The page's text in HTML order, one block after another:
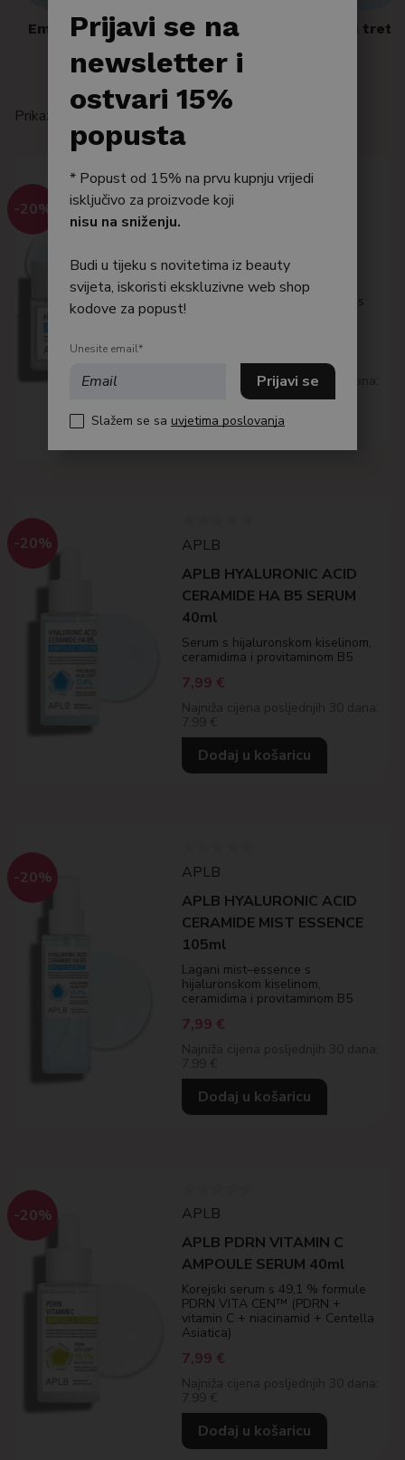
Po tipu kože
Bestseller
Njega tijela
Njega kose
Emulzije Hidratantne kreme Maske i
Prikazujemo 29–42 od 309 rezultata
-20%
APLB
55ml
Bogata korejska krema za lice s
hijaluronskom kiselinom,
Najniža cijena posljednjih 30 dana:
Dodaj u košaricu
-20%
APLB
APLB HYALURONIC ACID
CERAMIDE HA B5 SERUM
40ml
Serum s hijaluronskom kiselinom,
ceramidima i provitaminom B5
7,99 €
Najniža cijena posljednjih 30 dana:
7.99 €
Dodaj u košaricu
-20%
APLB
APLB HYALURONIC ACID
CERAMIDE MIST ESSENCE
105ml
Lagani mist–essence s
hijaluronskom kiselinom,
ceramidima i provitaminom B5
7,99 €
Najniža cijena posljednjih 30 dana:
7.99 €
Dodaj u košaricu
-20%
APLB
APLB PDRN VITAMIN C
AMPOULE SERUM 40ml
Korejski serum s 49,1 % formule
PDRN VITA CEN™ (PDRN +
vitamin C + niacinamid + Centella
Asiatica)
7,99 €
Najniža cijena posljednjih 30 dana:
7.99 €
Dodaj u košaricu
Prijavi se na
newsletter i
ostvari 15%
popusta
* Popust od 15% na prvu kupnju vrijedi
isključivo za proizvode koji
nisu na sniženju.
Budi u tijeku s novitetima iz beauty
svijeta, iskoristi ekskluzivne web shop
kodove za popust!
Unesite email*
Slažem se sa uvjetima poslovanja